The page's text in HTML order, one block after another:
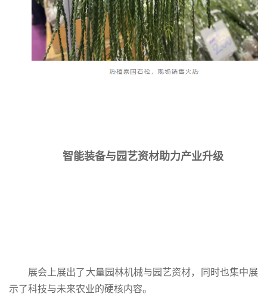
智能装备与园艺资材助力产业升级
展会上展出了大量园林机械与园艺资材，同时也集中展
示了科技与未来农业的硬核内容。